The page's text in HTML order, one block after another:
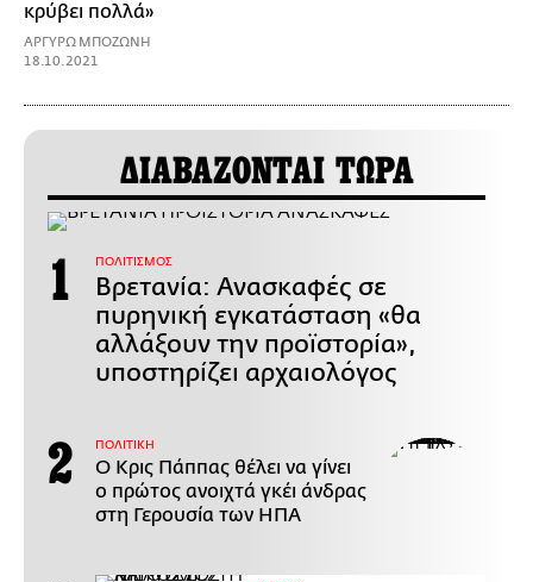
κρύβει πολλά»
ΑΡΓΥΡΩ ΜΠΟΖΩΝΗ
18.10.2021
ΔΙΑΒΑΖΟΝΤΑΙ ΤΩΡΑ
ΠΟΛΙΤΙΣΜΟΣ
Βρετανία: Ανασκαφές σε
πυρηνική εγκατάσταση «θα
αλλάξουν την προϊστορία»,
υποστηρίζει αρχαιολόγος
ΠΟΛΙΤΙΚΗ
Ο Κρις Πάππας θέλει να γίνει
ο πρώτος ανοιχτά γκέι άνδρας
στη Γερουσία των ΗΠΑ